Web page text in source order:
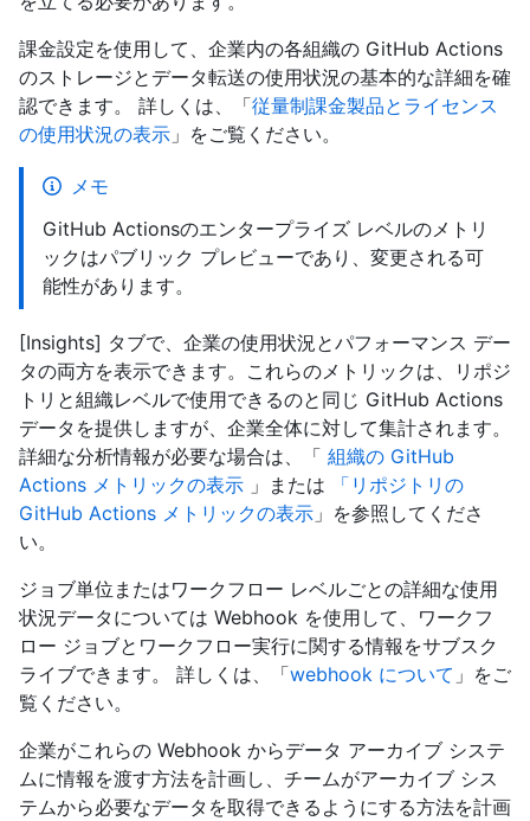
課金設定を使用して、企業内の各組織の GitHub Actions
のストレージとデータ転送の使用状況の基本的な詳細を確
認できます。 詳しくは、「従量制課金製品とライセンス
の使用状況の表示 」をご覧ください。
メモ
GitHub Actionsのエンタープライズ レベルのメトリ
ックはパブリック プレビューであり、変更される可
能性があります。
[Insights] タブで、企業の使用状況とパフォーマンス デー
タの両方を表示できます。これらのメトリックは、リポジ
トリと組織レベルで使用できるのと同じ GitHub Actions
データを提供しますが、企業全体に対して集計されます。
詳細な分析情報が必要な場合は、「 組織の GitHub
Actions メトリックの表示 」または
「リポジトリの
GitHub Actions メトリックの表示 」を参照してくださ
い。
ジョブ単位またはワークフロー レベルごとの詳細な使用
状況データについては Webhook を使用して、ワークフ
ロー ジョブとワークフロー実行に関する情報をサブスク
ライブできます。 詳しくは、「webhook について 」をご
覧ください。
企業がこれらの Webhook からデータ アーカイブ システ
ムに情報を渡す方法を計画し、チームがアーカイブ シス
テムから必要なデータを取得できるようにする方法を計画